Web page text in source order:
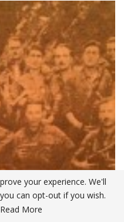
your experience. We'll
can opt-out if you wish.
Read More